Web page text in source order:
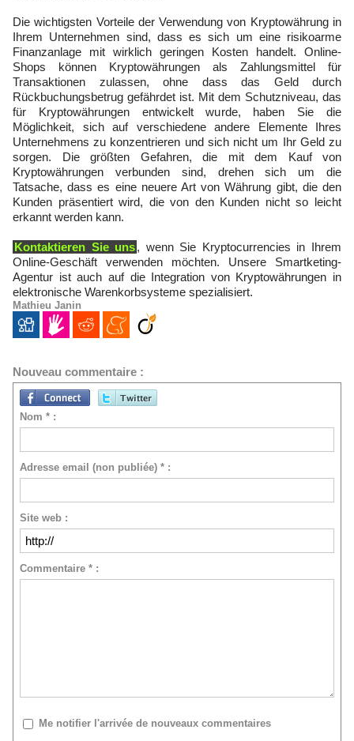
Die wichtigsten Vorteile der Verwendung von Kryptowährung in
Ihrem Unternehmen sind, dass es sich um eine risikoarme
Finanzanlage mit wirklich geringen Kosten handelt. Online-
Shops können Kryptowährungen als Zahlungsmittel für
Transaktionen zulassen, ohne dass das Geld durch
Rückbuchungsbetrug gefährdet ist. Mit dem Schutzniveau, das
für Kryptowährungen entwickelt wurde, haben Sie die
Möglichkeit, sich auf verschiedene andere Elemente Ihres
Unternehmens zu konzentrieren und sich nicht um Ihr Geld zu
sorgen. Die größten Gefahren, die mit dem Kauf von
Kryptowährungen verbunden sind, drehen sich um die
Tatsache, dass es eine neuere Art von Währung gibt, die den
Kunden präsentiert wird, die von den Kunden nicht so leicht
erkannt werden kann.
Kontaktieren Sie uns, wenn Sie Kryptocurrencies in Ihrem
Online-Geschäft verwenden möchten. Unsere Smartketing-
Agentur ist auch auf die Integration von Kryptowährungen in
elektronische Warenkorbsysteme spezialisiert.
Mathieu Janin
Nouveau commentaire :
Nom * :
Adresse email (non publiée) * :
Site web :
Commentaire * :
Me notifier l'arrivée de nouveaux commentaires